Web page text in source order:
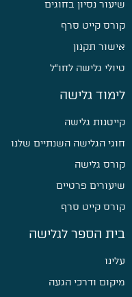
שיעור נסיון בחוגים
קורס קייט סרף
אישור תקנון
טיולי גלישה לחו״ל
לימוד גלישה
קייטנות גלישה
חוגי הגלישה השנתיים שלנו
קורס גלישה
שיעורים פרטיים
קורס קייט סרף
בית הספר לגלישה
עלינו
מיקום ודרכי הגעה